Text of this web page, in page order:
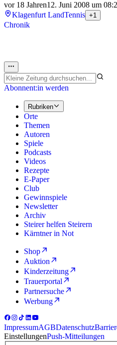
vor 18 Jahren12. Juni 2008 um
Klagenfurt LandTennis +1
Chronik
Abonnent:in werden
Rubriken
Orte
Themen
Autoren
Spiele
Podcasts
Videos
Rezepte
E-Paper
Club
Gewinnspiele
Newsletter
Archiv
Steirer helfen Steirern
Kärntner in Not
Shop
Auktion
Kinderzeitung
Trauerportal
Partnersuche
Werbung
ImpressumAGBDatenschutz
EinstellungenPush-Mitteilungen